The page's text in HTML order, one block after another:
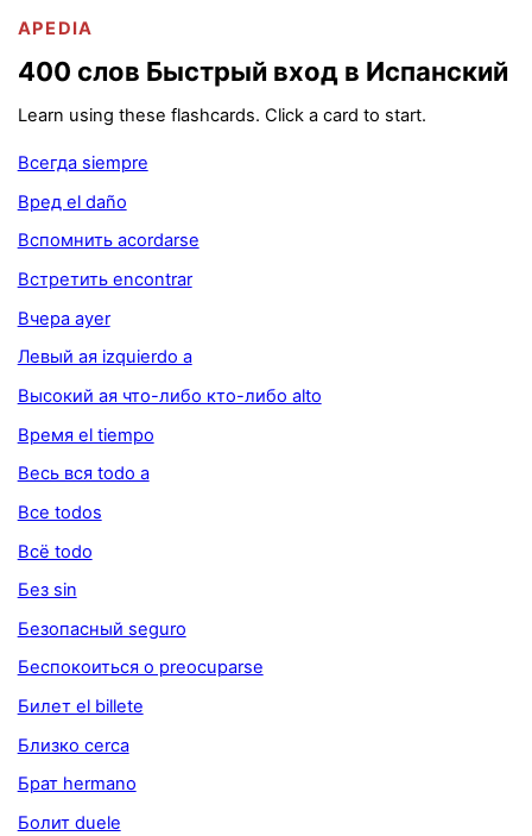
APEDIA
400 слов Быстрый вход в Испанский
Learn using these flashcards. Click a card to start.
Всегда siempre
Вред el daño
Вспомнить acordarse
Встретить encontrar
Вчера ayer
Левый ая izquierdo a
Высокий ая что-либо кто-либо alto
Время el tiempo
Весь вся todo a
Все todos
Всё todo
Без sin
Безопасный seguro
Беспокоиться о preocuparse
Билет el billete
Близко cerca
Брат hermano
Болит duele